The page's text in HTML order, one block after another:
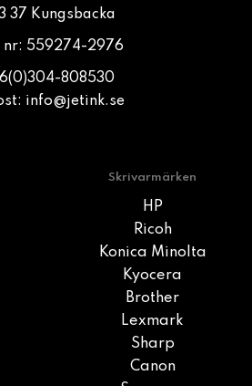
37 Kungsbacka
nr: 559274-2976
808530
info@jetink.se
Skrivarmärken
HP
Ricoh
Konica Minolta
Kyocera
Brother
Lexmark
Sharp
Canon